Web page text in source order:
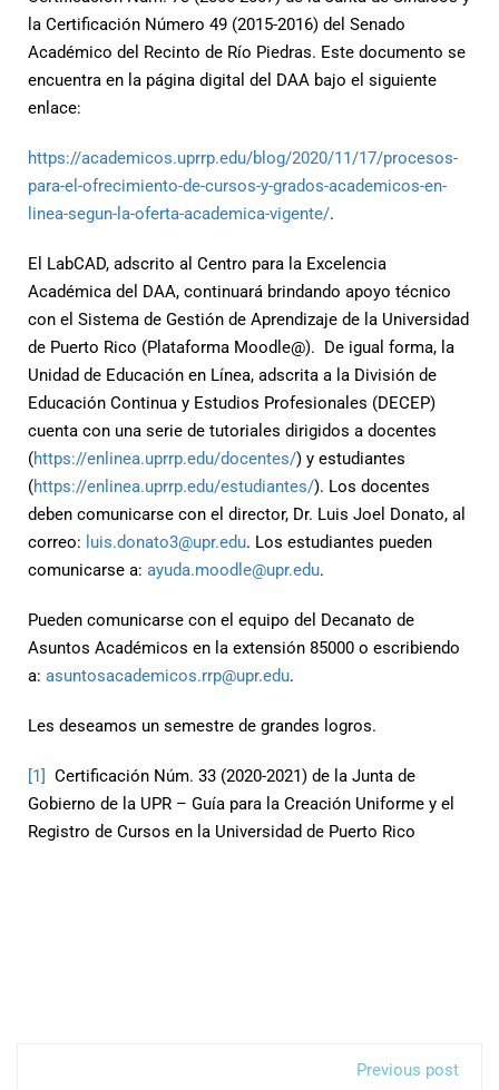
la Certificación Número 49 (2015-2016) del Senado
Académico del Recinto de Río Piedras. Este documento se
encuentra en la página digital del DAA bajo el siguiente
enlace:
https://academicos.uprrp.edu/blog/2020/11/17/procesos-
para-el-ofrecimiento-de-cursos-y-grados-academicos-en-
linea-segun-la-oferta-academica-vigente/.
El LabCAD, adscrito al Centro para la Excelencia
Académica del DAA, continuará brindando apoyo técnico
con el Sistema de Gestión de Aprendizaje de la Universidad
de Puerto Rico (Plataforma Moodle@). De igual forma, la
Unidad de Educación en Línea, adscrita a la División de
Educación Continua y Estudios Profesionales (DECEP)
cuenta con una serie de tutoriales dirigidos a docentes
(https://enlinea.uprrp.edu/docentes/) y estudiantes
(https://enlinea.uprrp.edu/estudiantes/). Los docentes
deben comunicarse con el director, Dr. Luis Joel Donato, al
correo: luis.donato3@upr.edu. Los estudiantes pueden
comunicarse a: ayuda.moodle@upr.edu.
Pueden comunicarse con el equipo del Decanato de
Asuntos Académicos en la extensión 85000 o escribiendo
a: asuntosacademicos.rrp@upr.edu.
Les deseamos un semestre de grandes logros.
[1] Certificación Núm. 33 (2020-2021) de la Junta de
Gobierno de la UPR – Guía para la Creación Uniforme y el
Registro de Cursos en la Universidad de Puerto Rico
Previous post